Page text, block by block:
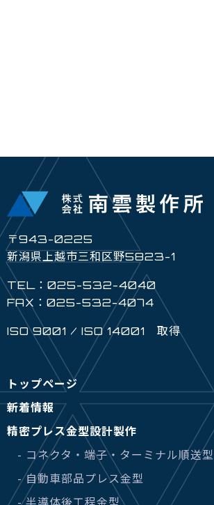
〒943-0225
新潟県上越市三和区野5823-1
TEL：025-532-4040
FAX：025-532-4074
ISO 9001 / ISO 14001 取得
トップページ
新着情報
精密プレス金型設計製作
- コネクタ・端子・ターミナル順送型
- 自動車部品プレス金型
- 半導体後工程金型